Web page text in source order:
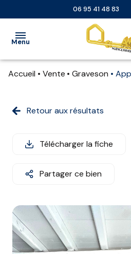
06 95 41 48 83
Menu
VENTE
LOCATION
NOS
PARTENAIRES
CONTACT
Accueil Vente Graveson
Retour aux résultats
Télécharger la fiche
Partager ce bien